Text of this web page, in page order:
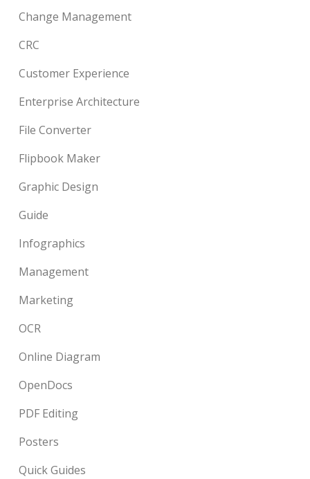
Change Management
CRC
Customer Experience
Enterprise Architecture
File Converter
Flipbook Maker
Graphic Design
Guide
Infographics
Management
Marketing
OCR
Online Diagram
OpenDocs
PDF Editing
Posters
Quick Guides